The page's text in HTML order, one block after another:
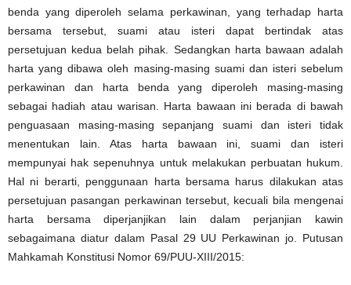
benda yang diperoleh selama perkawinan, yang terhadap harta
bersama tersebut, suami atau isteri dapat bertindak atas
persetujuan kedua belah pihak. Sedangkan harta bawaan adalah
harta yang dibawa oleh masing-masing suami dan isteri sebelum
perkawinan dan harta benda yang diperoleh masing-masing
sebagai hadiah atau warisan. Harta bawaan ini berada di bawah
penguasaan masing-masing sepanjang suami dan isteri tidak
menentukan lain. Atas harta bawaan ini, suami dan isteri
mempunyai hak sepenuhnya untuk melakukan perbuatan hukum.
Hal ni berarti, penggunaan harta bersama harus dilakukan atas
persetujuan pasangan perkawinan tersebut, kecuali bila mengenai
harta bersama diperjanjikan lain dalam perjanjian kawin
sebagaimana diatur dalam Pasal 29 UU Perkawinan jo. Putusan
Mahkamah Konstitusi Nomor 69/PUU-XIII/2015: